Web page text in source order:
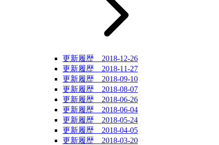
更新履歴 2018-12-26
更新履歴 2018-11-27
更新履歴 2018-09-10
更新履歴 2018-08-07
更新履歴 2018-06-26
更新履歴 2018-06-04
更新履歴 2018-05-24
更新履歴 2018-04-05
更新履歴 2018-03-20